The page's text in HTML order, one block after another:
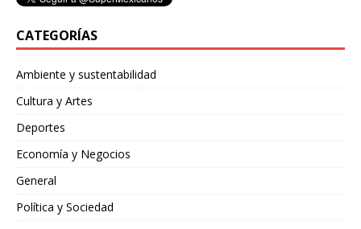
CATEGORÍAS
Ambiente y sustentabilidad
Cultura y Artes
Deportes
Economía y Negocios
General
Política y Sociedad